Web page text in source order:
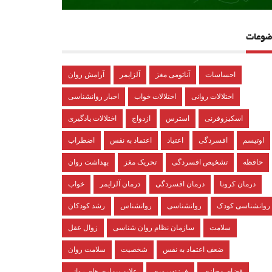
آرامش روان آلزایمر آناتومی مغز احساسات
اخبار روانشناسی اختلالات خواب اختلالات روانی
اختلالات یادگیری ازدواج استرس اسکیزوفرنی
اضطراب اعتماد به نفس اعتیاد افسردگی اوتیسم
بهداشت روان تحریک مغز تشخیص افسردگی حافظه
خواب درمان آلزایمر درمان افسردگی درمان کرونا
رشد کودکان روانشناس روانشناسی روانشناسی کودک
زوال عقل سازمان نظام روان شناسی سلامت
سلامت روان شخصیت ضعف اعتماد به نفس